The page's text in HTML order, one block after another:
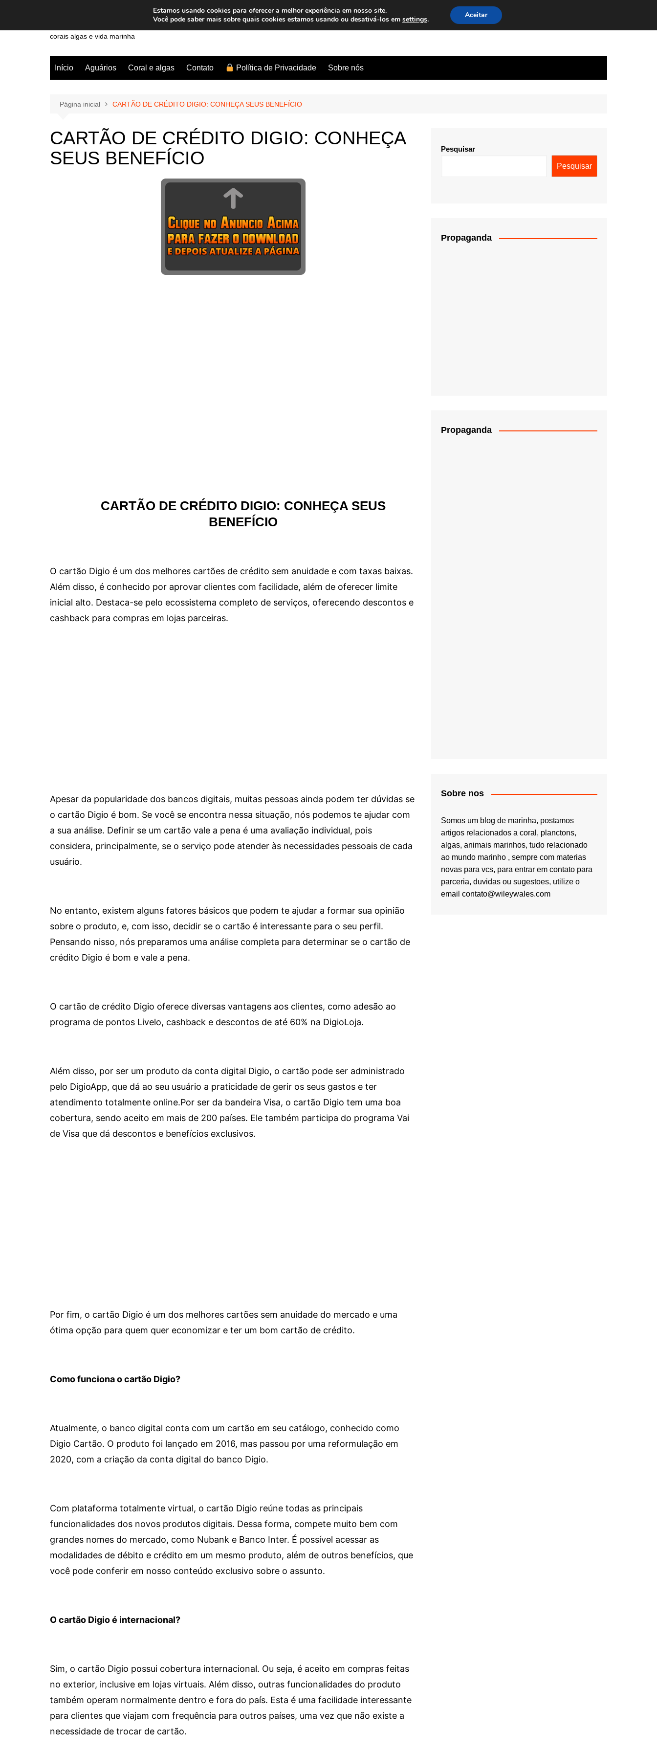
o
corais algas e vida marinha
Início Aguários Coral e algas Contato Política de Privacidade Sobre nós
Página inicial CARTÃO DE CRÉDITO DIGIO: CONHEÇA SEUS BENEFÍCIO
CARTÃO DE CRÉDITO DIGIO: CONHEÇA
SEUS BENEFÍCIO
CARTÃO DE CRÉDITO DIGIO: CONHEÇA SEUS
BENEFÍCIO
O cartão Digio é um dos melhores cartões de crédito sem anuidade e com taxas baixas.
Além disso, é conhecido por aprovar clientes com facilidade, além de oferecer limite
inicial alto. Destaca-se pelo ecossistema completo de serviços, oferecendo descontos e
cashback para compras em lojas parceiras.
Apesar da popularidade dos bancos digitais, muitas pessoas ainda podem ter dúvidas se
o cartão Digio é bom. Se você se encontra nessa situação, nós podemos te ajudar com
a sua análise. Definir se um cartão vale a pena é uma avaliação individual, pois
considera, principalmente, se o serviço pode atender às necessidades pessoais de cada
usuário.
No entanto, existem alguns fatores básicos que podem te ajudar a formar sua opinião
sobre o produto, e, com isso, decidir se o cartão é interessante para o seu perfil.
Pensando nisso, nós preparamos uma análise completa para determinar se o cartão de
crédito Digio é bom e vale a pena.
O cartão de crédito Digio oferece diversas vantagens aos clientes, como adesão ao
programa de pontos Livelo, cashback e descontos de até 60% na DigioLoja.
Além disso, por ser um produto da conta digital Digio, o cartão pode ser administrado
pelo DigioApp, que dá ao seu usuário a praticidade de gerir os seus gastos e ter
atendimento totalmente online.Por ser da bandeira Visa, o cartão Digio tem uma boa
cobertura, sendo aceito em mais de 200 países. Ele também participa do programa Vai
de Visa que dá descontos e benefícios exclusivos.
Por fim, o cartão Digio é um dos melhores cartões sem anuidade do mercado e uma
ótima opção para quem quer economizar e ter um bom cartão de crédito.
Como funciona o cartão Digio?
Atualmente, o banco digital conta com um cartão em seu catálogo, conhecido como
Digio Cartão. O produto foi lançado em 2016, mas passou por uma reformulação em
2020, com a criação da conta digital do banco Digio.
Com plataforma totalmente virtual, o cartão Digio reúne todas as principais
funcionalidades dos novos produtos digitais. Dessa forma, compete muito bem com
grandes nomes do mercado, como Nubank e Banco Inter. É possível acessar as
modalidades de débito e crédito em um mesmo produto, além de outros benefícios, que
você pode conferir em nosso conteúdo exclusivo sobre o assunto.
O cartão Digio é internacional?
Sim, o cartão Digio possui cobertura internacional. Ou seja, é aceito em compras feitas
no exterior, inclusive em lojas virtuais. Além disso, outras funcionalidades do produto
também operam normalmente dentro e fora do país. Esta é uma facilidade interessante
para clientes que viajam com frequência para outros países, uma vez que não existe a
necessidade de trocar de cartão.
Pesquisar
Pesquisar
Propaganda
Propaganda
Sobre nos
Somos um blog de marinha, postamos
artigos relacionados a coral, planctons,
algas, animais marinhos, tudo relacionado
ao mundo marinho , sempre com materias
novas para vcs, para entrar em contato para
parceria, duvidas ou sugestoes, utilize o
email contato@wileywales.com
Estamos usando cookies para oferecer a melhor experiência em nosso site.
Você pode saber mais sobre quais cookies estamos usando ou desativá-los em settings. Aceitar